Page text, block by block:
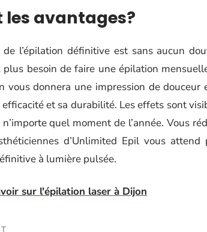
les avantages?
l’épilation définitive est sans aucun
plus besoin de faire une épilation
vous donnera une impression de douceur
et sa durabilité. Les effets sont
quel moment de l’année. Vous
d’Unlimited Epil vous
à lumière pulsée.
sur l'épilation laser à Dijon